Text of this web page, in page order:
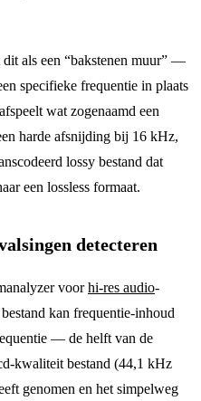
als een “bakstenen muur” —
specifieke frequentie in plaats
wat zogenaamd een
harde afsnijding bij 16 kHz,
lossy bestand dat
een lossless formaat.
detecteren
voorhi-res audio-
kan frequentie-inhoud
— de helft van de
kwaliteit bestand (44,1 kHz
genomen en het simpelweg